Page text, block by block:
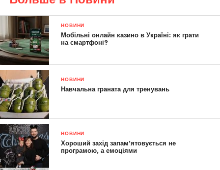
НОВИНИ
Мобільні онлайн казино в Україні: як грати
на смартфоні?
НОВИНИ
Навчальна граната для тренувань
НОВИНИ
Хороший захід запам’ятовується не
програмою, а емоціями